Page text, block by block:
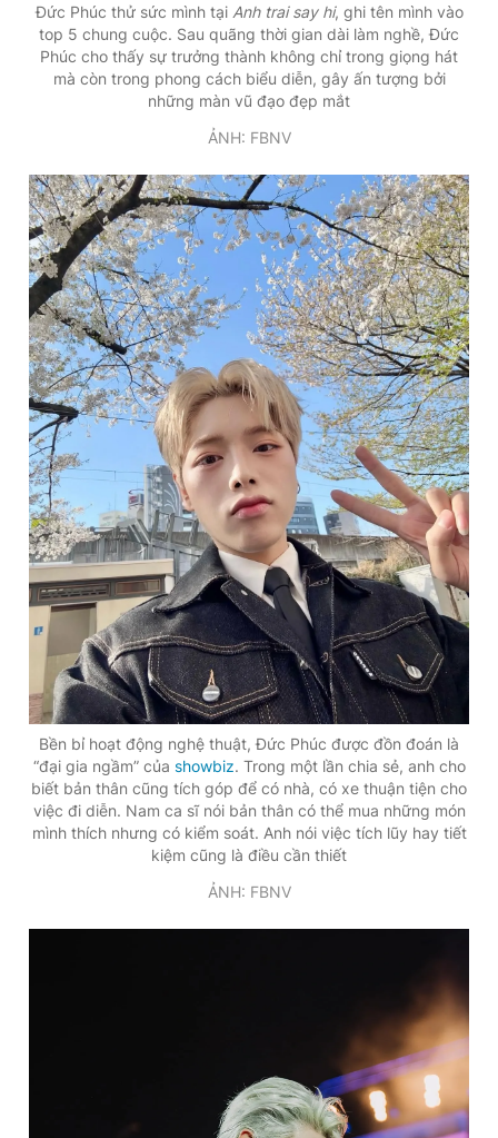
Đức Phúc thử sức mình tại Anh trai say hi, ghi tên mình vào
top 5 chung cuộc. Sau quãng thời gian dài làm nghề, Đức
Phúc cho thấy sự trưởng thành không chỉ trong giọng hát
mà còn trong phong cách biểu diễn, gây ấn tượng bởi
những màn vũ đạo đẹp mắt
ẢNH: FBNV
Bền bỉ hoạt động nghệ thuật, Đức Phúc được đồn đoán là
“đại gia ngầm” của showbiz. Trong một lần chia sẻ, anh cho
biết bản thân cũng tích góp để có nhà, có xe thuận tiện cho
việc đi diễn. Nam ca sĩ nói bản thân có thể mua những món
mình thích nhưng có kiểm soát. Anh nói việc tích lũy hay tiết
kiệm cũng là điều cần thiết
ẢNH: FBNV